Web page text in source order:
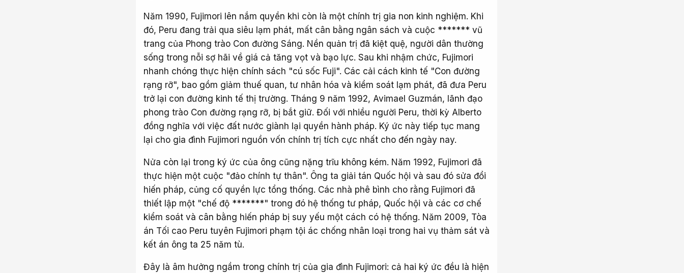
Năm 1990, Fujimori lên nắm quyền khi còn là một chính trị gia non kinh nghiệm. Khi
đó, Peru đang trải qua siêu lạm phát, mất cân bằng ngân sách và cuộc ******* vũ
trang của Phong trào Con đường Sáng. Nền quản trị đã kiệt quệ, người dân thường
sống trong nỗi sợ hãi về giá cả tăng vọt và bạo lực. Sau khi nhậm chức, Fujimori
nhanh chóng thực hiện chính sách "cú sốc Fuji". Các cải cách kinh tế "Con đường
rạng rỡ", bao gồm giảm thuế quan, tư nhân hóa và kiểm soát lạm phát, đã đưa Peru
trở lại con đường kinh tế thị trường. Tháng 9 năm 1992, Avimael Guzmán, lãnh đạo
phong trào Con đường rạng rỡ, bị bắt giữ. Đối với nhiều người Peru, thời kỳ Alberto
đồng nghĩa với việc đất nước giành lại quyền hành pháp. Ký ức này tiếp tục mang
lại cho gia đình Fujimori nguồn vốn chính trị tích cực nhất cho đến ngày nay.
Nửa còn lại trong ký ức của ông cũng nặng trĩu không kém. Năm 1992, Fujimori đã
thực hiện một cuộc "đảo chính tự thân". Ông ta giải tán Quốc hội và sau đó sửa đổi
hiến pháp, củng cố quyền lực tổng thống. Các nhà phê bình cho rằng Fujimori đã
thiết lập một "chế độ *******" trong đó hệ thống tư pháp, Quốc hội và các cơ chế
kiểm soát và cân bằng hiến pháp bị suy yếu một cách có hệ thống. Năm 2009, Tòa
án Tối cao Peru tuyên Fujimori phạm tội ác chống nhân loại trong hai vụ thảm sát và
kết án ông ta 25 năm tù.
Đây là âm hưởng ngầm trong chính trị của gia đình Fujimori: cả hai ký ức đều là hiện